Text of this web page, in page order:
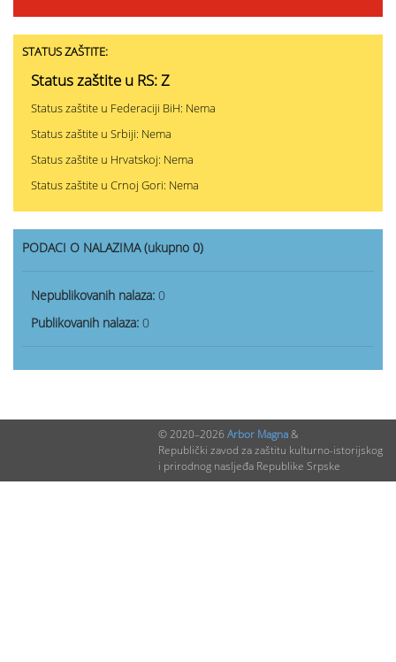
STATUS ZAŠTITE:
Status zaštite u RS: Z
Status zaštite u Federaciji BiH: Nema
Status zaštite u Srbiji: Nema
Status zaštite u Hrvatskoj: Nema
Status zaštite u Crnoj Gori: Nema
PODACI O NALAZIMA (ukupno 0)
Nepublikovanih nalaza: 0
Publikovanih nalaza: 0
© 2020–2026 Arbor Magna&
Republički zavod za zaštitu kulturno-istorijskog
i prirodnog nasljeđa Republike Srpske